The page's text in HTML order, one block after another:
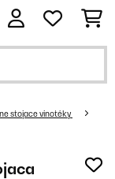
stojace vinotéky